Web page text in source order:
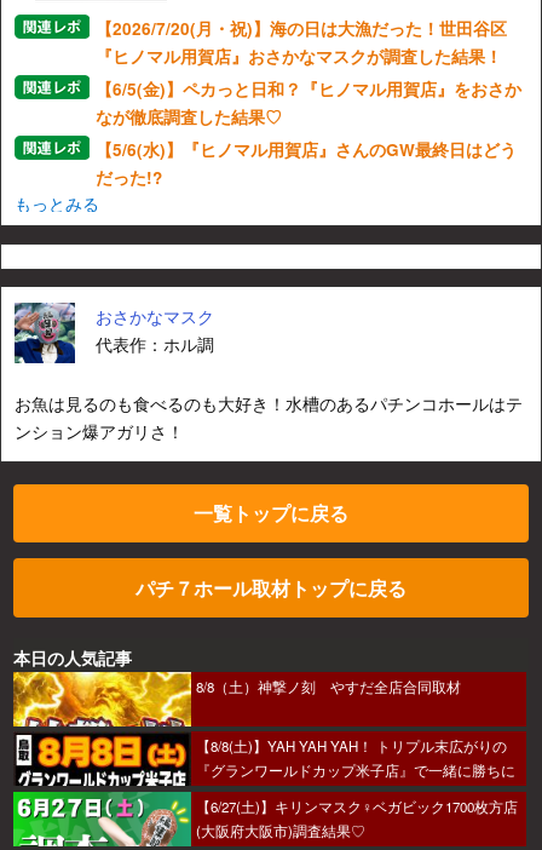
【2026/7/20(月・祝)】海の日は大漁だった！世田谷区
『ヒノマル用賀店』おさかなマスクが調査した結果！
【6/5(金)】ペカっと日和？『ヒノマル用賀店』をおさか
なが徹底調査した結果♡
【5/6(水)】『ヒノマル用賀店』さんのGW最終日はどう
だった!?
もっとみる
おさかなマスク
代表作：ホル調
お魚は見るのも食べるのも大好き！水槽のあるパチンコホールはテ
ンション爆アガリさ！
一覧トップに戻る
パチ７ホール取材トップに戻る
本日の人気記事
8/8（土）神撃ノ刻 やすだ全店合同取材
【8/8(土)】YAH YAH YAH！ トリプル末広がりの
『グランワールドカップ米子店』で一緒に勝ちに
行こうか～！
【6/27(土)】キリンマスク♀ベガビック1700枚方店
(大阪府大阪市)調査結果♡